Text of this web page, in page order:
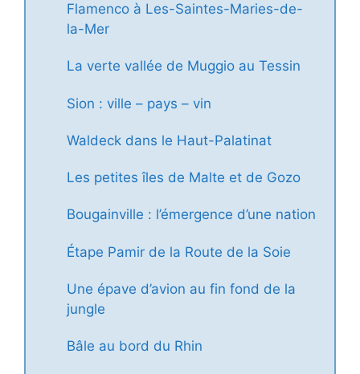
Flamenco à Les-Saintes-Maries-de-
la-Mer
La verte vallée de Muggio au Tessin
Sion : ville – pays – vin
Waldeck dans le Haut-Palatinat
Les petites îles de Malte et de Gozo
Bougainville : l’émergence d’une nation
Étape Pamir de la Route de la Soie
Une épave d’avion au fin fond de la
jungle
Bâle au bord du Rhin